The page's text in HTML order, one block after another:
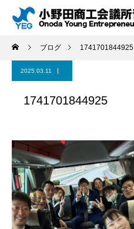
ブログ 1741701844925
2025.03.11
1741701844925